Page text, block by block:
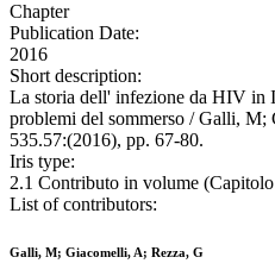
Chapter
Publication Date:
2016
Short description:
La storia dell' infezione da HIV in
problemi del sommerso / Galli,
535.57:(2016), pp. 67-80.
Iris type:
2.1 Contributo in volume
List of contributors:
Galli, M; Giacomelli, A; Rezza, G